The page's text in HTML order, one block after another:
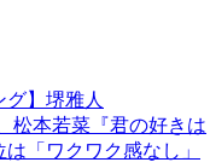
グ】堺雅人
松本若菜『君の好きは
「ワクワク感なし」